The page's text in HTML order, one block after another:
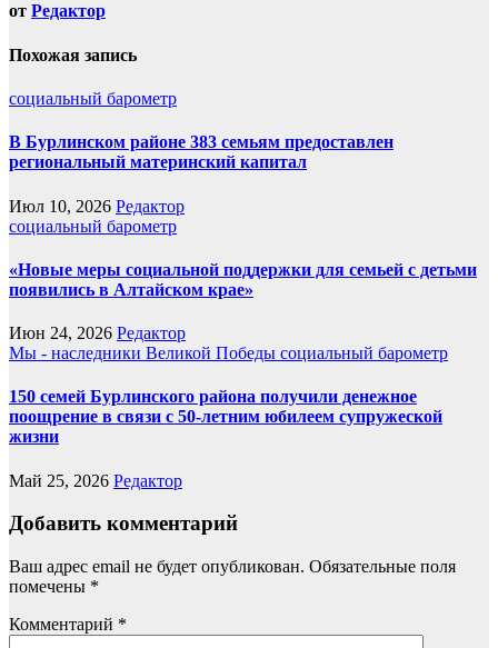
от Редактор
Похожая запись
социальный барометр
В Бурлинском районе 383 семьям предоставлен
региональный материнский капитал
Июл 10, 2026 Редактор
социальный барометр
«Новые меры социальной поддержки для семьей с детьми
появились в Алтайском крае»
Июн 24, 2026 Редактор
Мы - наследники Великой Победы социальный барометр
150 семей Бурлинского района получили денежное
поощрение в связи с 50-летним юбилеем супружеской
жизни
Май 25, 2026 Редактор
Добавить комментарий
Ваш адрес email не будет опубликован. Обязательные поля
помечены *
Комментарий *